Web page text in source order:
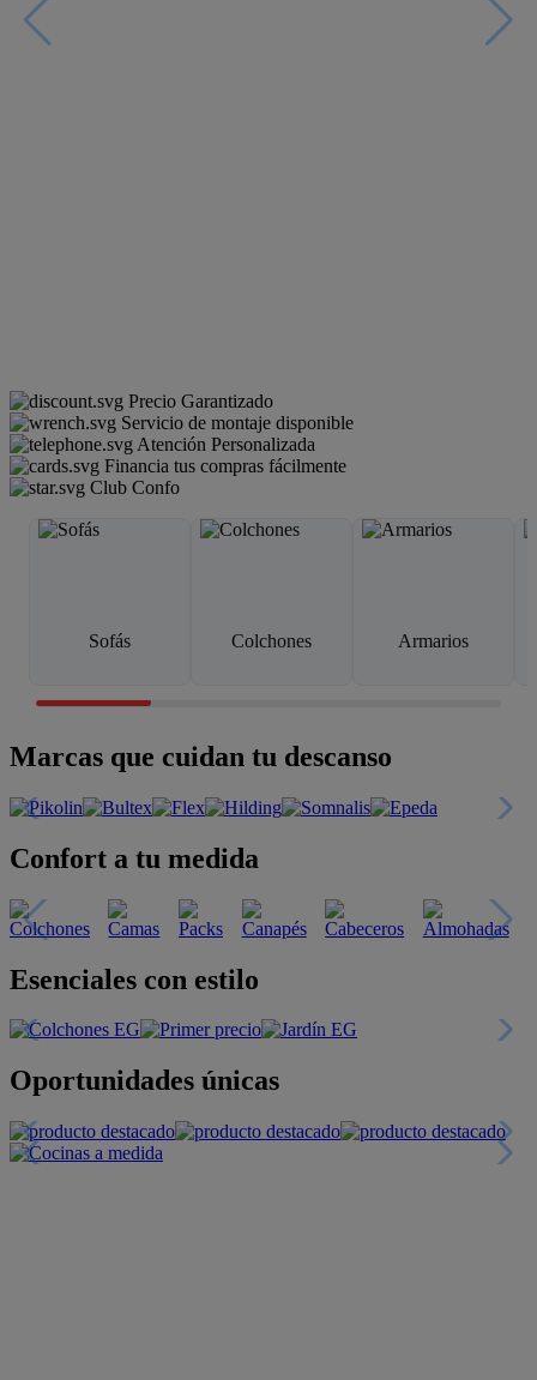
Precio Garantizado
Servicio de montaje disponible
Atención Personalizada
Financia tus compras fácilmente
Club Confo
Sofás Colchones Armarios
Marcas que cuidan tu descanso
Confort a tu medida
Esenciales con estilo
Oportunidades únicas